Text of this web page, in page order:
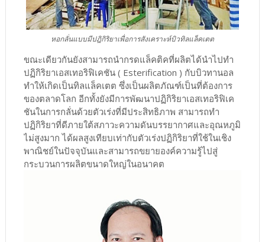
หอกลั่นแบบมีปฎิกิริยาเพื่อการสังเคราะห์บิวทิลแล็คเตต
ขณะเดียวกันยังสามารถนำกรดแล็คติคที่ผลิตได้นำไปทำ
ปฏิกิริยาเอสเทอริฟิเคชัน ( Esterification ) กับบิวทานอล
ทำให้เกิดเป็นทิลแล็คเตต ซึ่งเป็นผลิตภัณฑ์เป็นที่ต้องการ
ของตลาดโลก อีกทั้งยังมีการพัฒนาปฏิกิริยาเอสเทอริฟิเค
ชันในการกลั่นด้วยตัวเร่งที่มีประสิทธิภาพ สามารถทำ
ปฏิกิริยาที่ดีภายใต้สภาวะความดันบรรยากาศและอุณหภูมิ
ไม่สูงมาก ได้ผลสูงเทียบเท่ากับตัวเร่งปฏิกิริยาที่ใช้ในเชิง
พาณิชย์ในปัจจุบันและสามารถขยายองค์ความรู้ไปสู่
กระบวนการผลิตขนาดใหญ่ในอนาคต